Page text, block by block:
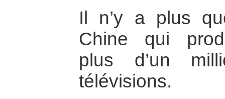
Il n’y a plus
Chine qui
plus d’un
télévisions.